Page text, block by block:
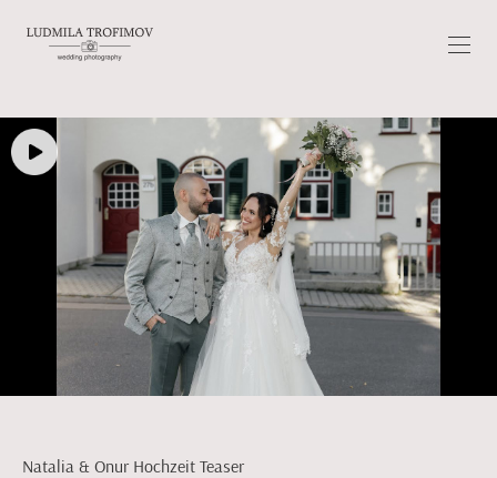
Natalia & Onur Hochzeit Teaser